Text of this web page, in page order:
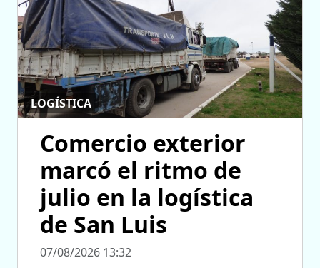
LOGÍSTICA
Comercio exterior
marcó el ritmo de
julio en la logística
de San Luis
07/08/2026 13:32